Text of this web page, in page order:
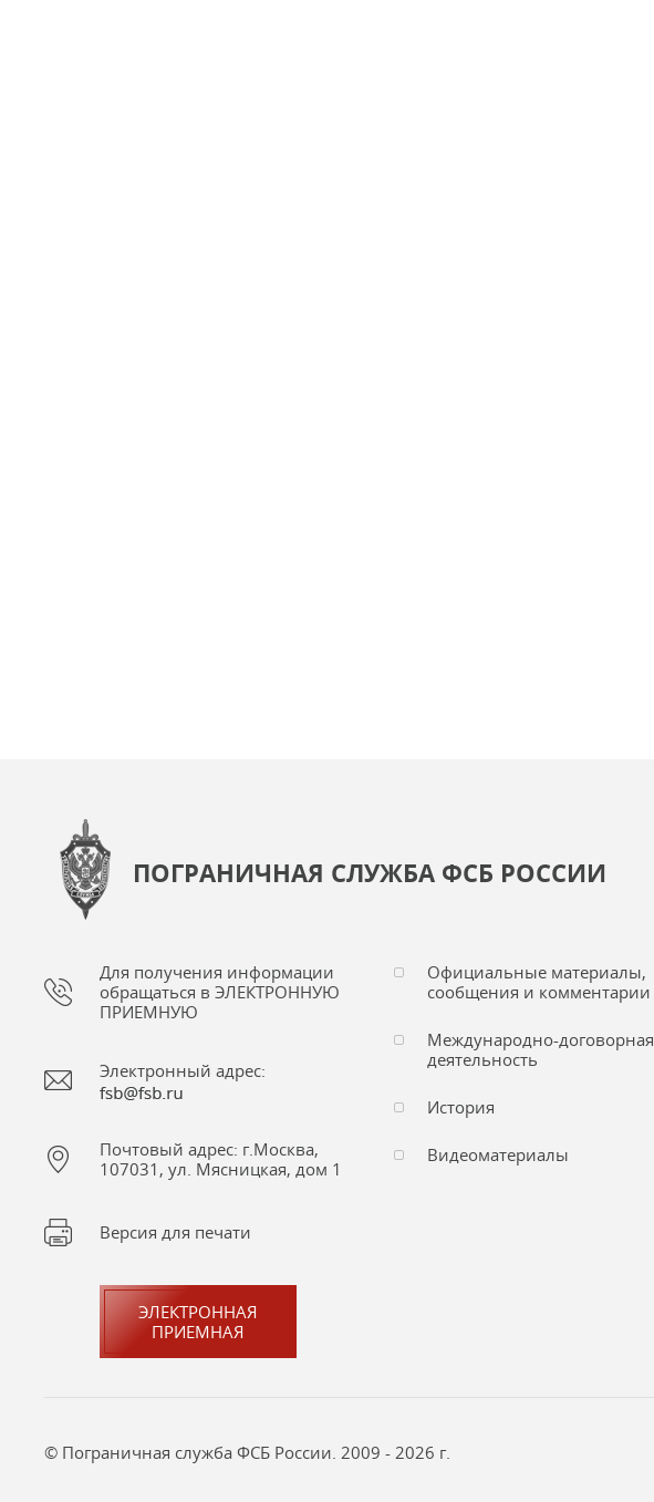
ПОГРАНИЧНАЯ СЛУЖБА ФСБ РОССИИ
Для получения информации
обращаться в ЭЛЕКТРОННУЮ
ПРИЕМНУЮ
Электронный адрес:
Почтовый адрес: г.Москва,
107031, ул. Мясницкая, дом 1
Версия для печати
ЭЛЕКТРОННАЯ
ПРИЕМНАЯ
Официальные материалы,
сообщения и комментарии
Международно-договорная
деятельность
История
Видеоматериалы
© Пограничная служба ФСБ России. 2009 - 2026 г.